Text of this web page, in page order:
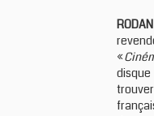
RODAN
«